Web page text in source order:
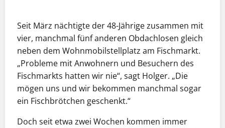
Seit März nächtigte der 48-Jährige zusammen mit
vier, manchmal fünf anderen Obdachlosen gleich
neben dem Wohnmobilstellplatz am Fischmarkt.
„Probleme mit Anwohnern und Besuchern des
Fischmarkts hatten wir nie“, sagt Holger. „Die
mögen uns und wir bekommen manchmal sogar
ein Fischbrötchen geschenkt.“
Doch seit etwa zwei Wochen kommen immer